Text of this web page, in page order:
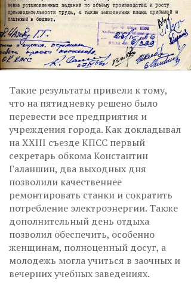
Такие результаты привели к тому,
что на пятидневку решено было
перевести все предприятия и
учреждения города. Как докладывал
на XXIII съезде КПСС первый
секретарь обкома Константин
Галаншин, два выходных дня
позволили качественнее
ремонтировать станки и сократить
потребление электроэнергии. Также
дополнительный день отдыха
позволил обеспечить, особенно
женщинам, полноценный досуг, а
молодежь могла учиться в заочных и
вечерних учебных заведениях.